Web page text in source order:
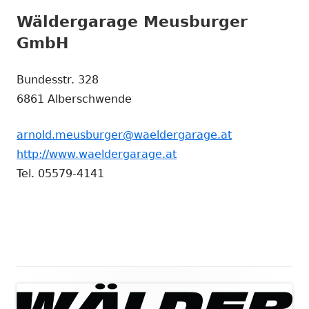
Wäldergarage Meusburger
GmbH
Bundesstr. 328
6861 Alberschwende
arnold.meusburger@waeldergarage.at
http://www.waeldergarage.at
Tel. 05579-4141
Main